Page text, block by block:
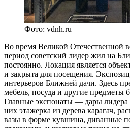
Фото: vdnh.ru
Во время Великой Отечественной
период советский лидер жил на
постоянно. Локация является
и закрыта для посещения.
интерьеров Ближней дачи. Здесь
мебель, посуда и другие предметы
Главные экспонаты — дары
них этажерка из дерева карагач,
вазы в форме кувшина, диванные